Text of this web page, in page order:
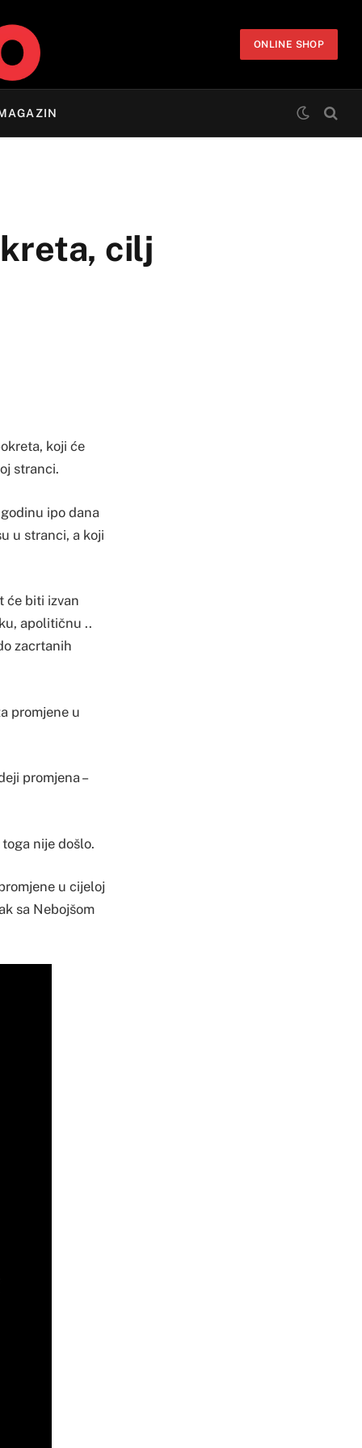
ONLINE SHOP
cilj
koji će
stranci.
ipo dana
u stranci, a koji
će biti izvan
apolitičnu ..
zacrtanih
promjene u
promjena –
nije došlo.
u cijeloj
sa Nebojšom